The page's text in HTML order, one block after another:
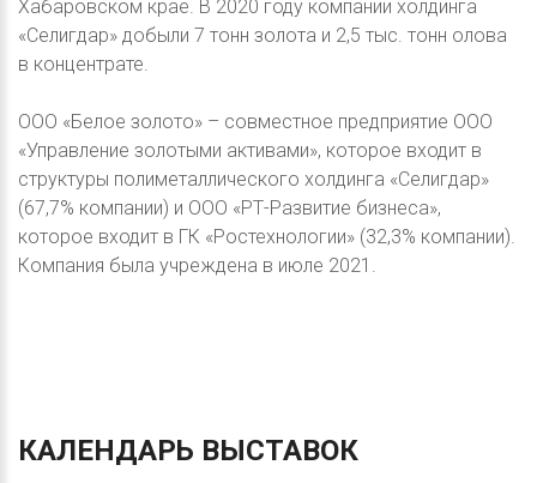
Хабаровском крае. В 2020 году компании холдинга
«Селигдар» добыли 7 тонн золота и 2,5 тыс. тонн олова
в концентрате.
ООО «Белое золото» – совместное предприятие ООО
«Управление золотыми активами», которое входит в
структуры полиметаллического холдинга «Селигдар»
(67,7% компании) и ООО «РТ-Развитие бизнеса»,
которое входит в ГК «Ростехнологии» (32,3% компании).
Компания была учреждена в июле 2021.
КАЛЕНДАРЬ ВЫСТАВОК